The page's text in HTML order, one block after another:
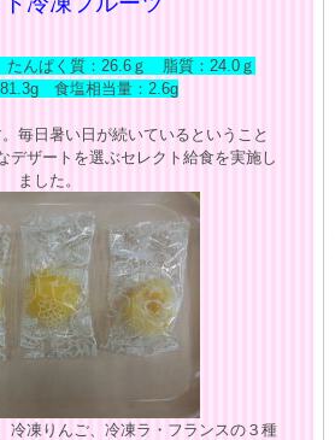
んぱく質：26.6ｇ 脂質：24.0ｇ
食塩相当量：2.6g
毎日暑い日が続いているということ
デザートを選ぶセレクト給食を実施し
ました。
冷凍りんご、冷凍ラ・フランスの３種